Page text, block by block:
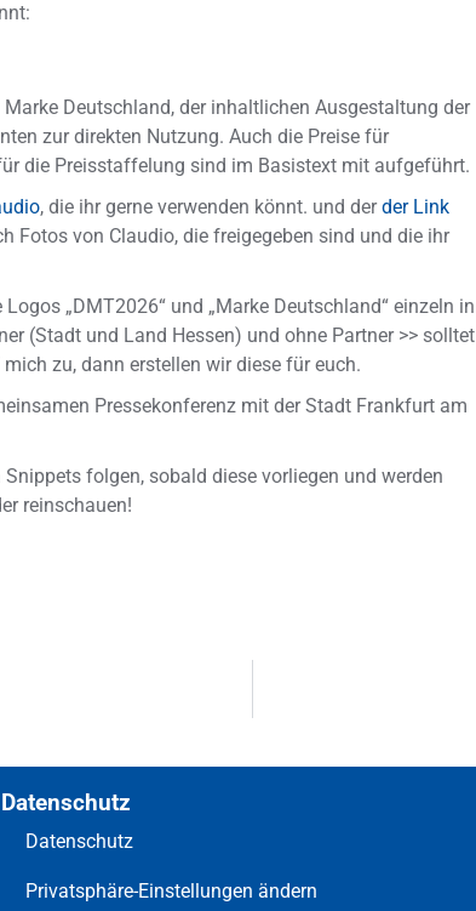
Deutschland, der inhaltlichen Ausgestaltung der
zur direkten Nutzung. Auch die Preise für
die Preisstaffelung sind im Basistext mit aufgeführt.
, die ihr gerne verwenden könnt. und derder Link
Fotos von Claudio, die freigegeben sind und die ihr
„DMT2026“ und „Marke Deutschland“ einzeln in
(Stadt und Land Hessen) und ohne Partner >> solltet
zu, dann erstellen wir diese für euch.
Pressekonferenz mit der Stadt Frankfurt am
folgen, sobald diese vorliegen und werden
reinschauen!
Datenschutz
Datenschutz
Privatsphäre-Einstellungen ändern